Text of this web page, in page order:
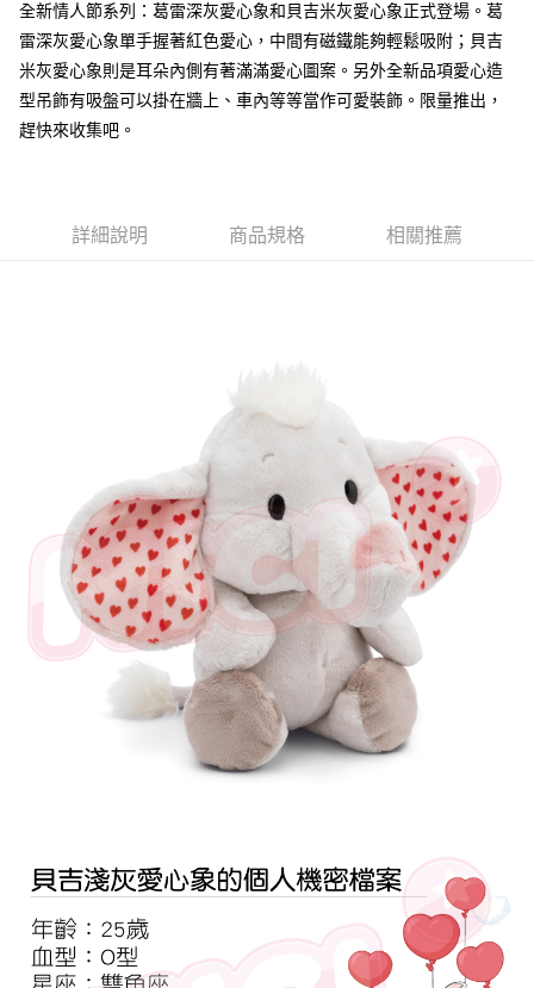
AFTEE先享後付是「在收到商品之後才付款」的支付方式。 讓您購物簡單
便利好安心！
１．簡單：不需註冊會員、不需綁卡、不需儲值。
２．便利：只要手機號碼，簡訊認證，即可結帳。
３．安心：先確認商品／服務後，再付款。
３．收到繳費通知簡訊後14天內，點擊此簡訊中的連結，可透過四大超商／
１．透過由恩沛科技股份有限公司提供之「AFTEE先享後付」服務完成之交
易，需依本服務之必要範圍內提供個人資料，並將交易相關給付款項請求債
權轉讓予恩沛科技股份有限公司。
２．關於個人資料處理事宜，請瀏覽以下網址：
https://aftee.tw/terms/#terms3
３．未成年的使用者請事先徵得法定代理人或監護人之同意方可使用
「AFTEE先享後付」，若未經同意申辦者引起之損失，本公司不負相關責
４．使用「AFTEE先享後付」時，將依據個別帳號之用戶狀況，依本公司即
時審查核予不同之上限額度；若仍有額度不足之情形，本公司將視審查結果
請求用戶進行身份認證。
５．嚴禁一人註冊多個帳號或使用他人資訊註冊。若發現惡意使用之情形，
恩沛科技股份有限公司將有權停止該用戶之使用額度並採取法律行動。
ATM付款
運送方式
全家付款取貨
每筆NT$100，滿NT$490(含以上)免運費
全新情人節系列：葛雷深灰愛心象和貝吉米灰愛心象正式登場。葛
雷深灰愛心象單手握著紅色愛心，中間有磁鐵能夠輕鬆吸附；貝吉
米灰愛心象則是耳朵內側有著滿滿愛心圖案。另外全新品項愛心造
型吊飾有吸盤可以掛在牆上、車內等等當作可愛裝飾。限量推出，
趕快來收集吧。
詳細說明 商品規格 相關推薦